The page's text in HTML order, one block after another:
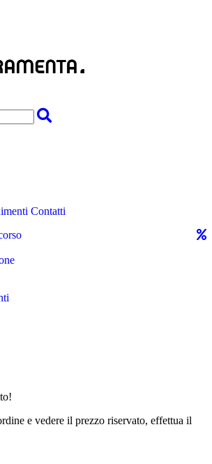
Contatti
e vedere il prezzo riservato, effettua il